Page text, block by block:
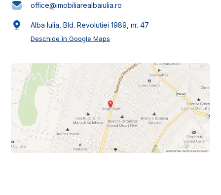
office@imobiliarealbaiulia.ro
Alba Iulia, Bld. Revolutiei 1989, nr. 47
Deschide în Google Maps